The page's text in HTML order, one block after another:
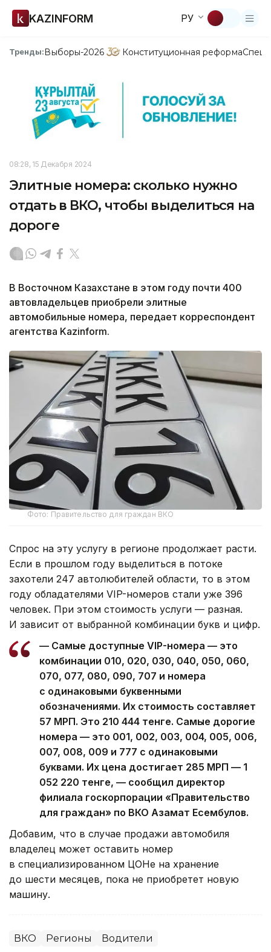
KAZINFORM РУ
Тренды:Выборы-2026 Конституционная реформа
08:28, 15 Декабря 2024
Элитные номера: сколько нужно
отдать в ВКО, чтобы выделиться на
дороге
В Восточном Казахстане в этом году почти 400
автовладельцев приобрели элитные
автомобильные номера, передает корреспондент
агентства Kazinform.
Фото: Правительство для граждан ВКО
Спрос на эту услугу в регионе продолжает расти.
Если в прошлом году выделиться в потоке
захотели 247 автолюбителей области, то в этом
году обладателями VIP-номеров стали уже 396
человек. При этом стоимость услуги — разная.
И зависит от выбранной комбинации букв и цифр.
— Самые доступные VIP-номера — это
комбинации 010, 020, 030, 040, 050, 060,
070, 077, 080, 090, 707 и номера
с одинаковыми буквенными
обозначениями. Их стоимость составляет
57 МРП. Это 210 444 тенге. Самые дорогие
номера — это 001, 002, 003, 004, 005, 006,
007, 008, 009 и 777 с одинаковыми
буквами. Их цена достигает 285 МРП — 1
052 220 тенге, — сообщил директор
филиала госкорпорации «Правительство
для граждан» по ВКО Азамат Есембулов.
Добавим, что в случае продажи автомобиля
владелец может оставить номер
в специализированном ЦОНе на хранение
до шести месяцев, пока не приобретет новую
машину.
ВКО Регионы Водители